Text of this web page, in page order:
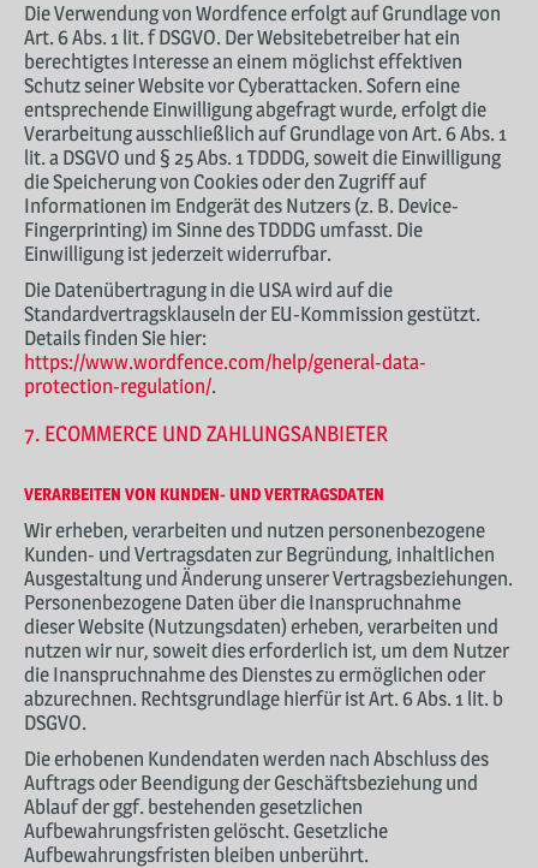
Die Verwendung von Wordfence erfolgt auf Grundlage von
Art. 6 Abs. 1 lit. f DSGVO. Der Websitebetreiber hat ein
berechtigtes Interesse an einem möglichst effektiven
Schutz seiner Website vor Cyberattacken. Sofern eine
entsprechende Einwilligung abgefragt wurde, erfolgt die
Verarbeitung ausschließlich auf Grundlage von Art. 6 Abs. 1
lit. a DSGVO und § 25 Abs. 1 TDDDG, soweit die Einwilligung
die Speicherung von Cookies oder den Zugriff auf
Informationen im Endgerät des Nutzers (z. B. Device-
Fingerprinting) im Sinne des TDDDG umfasst. Die
Einwilligung ist jederzeit widerrufbar.
Die Datenübertragung in die USA wird auf die
Standardvertragsklauseln der EU-Kommission gestützt.
Details finden Sie hier:
https://www.wordfence.com/help/general-data-
protection-regulation/.
7. ECOMMERCE UND ZAHLUNGS­ANBIETER
VERARBEITEN VON KUNDEN- UND VERTRAGSDATEN
Wir erheben, verarbeiten und nutzen personenbezogene
Kunden- und Vertragsdaten zur Begründung, inhaltlichen
Ausgestaltung und Änderung unserer Vertragsbeziehungen.
Personenbezogene Daten über die Inanspruchnahme
dieser Website (Nutzungsdaten) erheben, verarbeiten und
nutzen wir nur, soweit dies erforderlich ist, um dem Nutzer
die Inanspruchnahme des Dienstes zu ermöglichen oder
abzurechnen. Rechtsgrundlage hierfür ist Art. 6 Abs. 1 lit. b
DSGVO.
Die erhobenen Kundendaten werden nach Abschluss des
Auftrags oder Beendigung der Geschäftsbeziehung und
Ablauf der ggf. bestehenden gesetzlichen
Aufbewahrungsfristen gelöscht. Gesetzliche
Aufbewahrungsfristen bleiben unberührt.